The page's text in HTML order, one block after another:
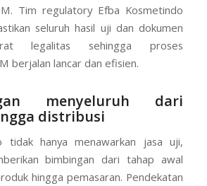
Tim regulatory Efba Kosmetindo
seluruh hasil uji dan dokumen
legalitas sehingga proses
berjalan lancar dan efisien.
menyeluruh dari
distribusi
tidak hanya menawarkan jasa uji,
bimbingan dari tahap awal
hingga pemasaran. Pendekatan